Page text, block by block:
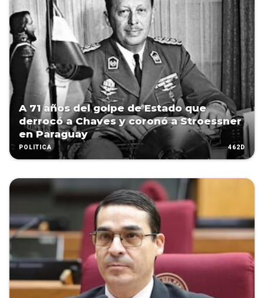
A 71 años del golpe de Estado que
derrocó a Chaves y coronó a Stroessner
en Paraguay
POLÍTICA 462D